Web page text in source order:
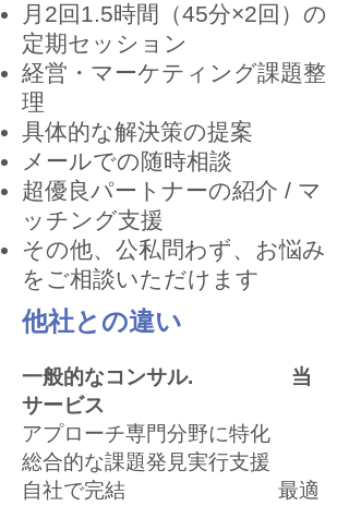
月2回1.5時間（45分×2回）の
定期セッション
経営・マーケティング課題整
理
具体的な解決策の提案
メールでの随時相談
超優良パートナーの紹介 / マ
ッチング支援
​その他、公私問わず、お悩み
をご相談いただけます
他社との違い
一般的なコンサル.
当
サービス
アプローチ専門分野に特化
総合的な課題発見実行支援
自社で完結 最適